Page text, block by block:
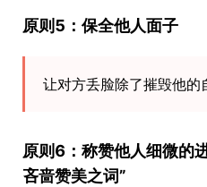
原则5：保全他人面子
让对方丢脸除了摧毁他的
原则6：称赞他人细微的
吝啬赞美之词”